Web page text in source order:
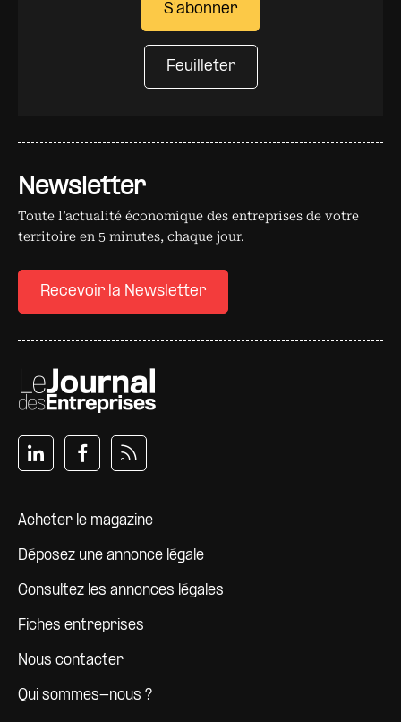
Newsletter
Toute l’actualité économique des entreprises de votre
territoire en 5 minutes, chaque jour.
Recevoir la Newsletter
Pied de page
Acheter le magazine
Déposez une annonce légale
Consultez les annonces légales
Fiches entreprises
Nous contacter
Qui sommes-nous ?
S'abonner
Feuilleter